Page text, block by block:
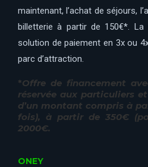
maintenant, l’achat de séjours,
billetterie à partir de 150€*. La
solution de paiement en 3x ou
parc d’attraction.
*Offre de financement
réservée aux particuliers
d’un montant compris à
fois), à partir de 350€
2000€.
ONEY